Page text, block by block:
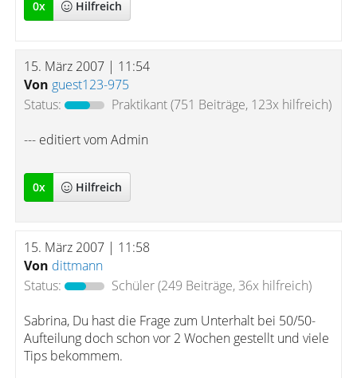
0x Hilfreich
15. März 2007 | 11:54
Von guest123-975
Status:
Praktikant(751 Beiträge, 123x hilfreich)
--- editiert vom Admin
0x Hilfreich
15. März 2007 | 11:58
Von dittmann
Status:
Schüler(249 Beiträge, 36x hilfreich)
Sabrina, Du hast die Frage zum Unterhalt bei 50/50-
Aufteilung doch schon vor 2 Wochen gestellt und viele
Tips bekommem.